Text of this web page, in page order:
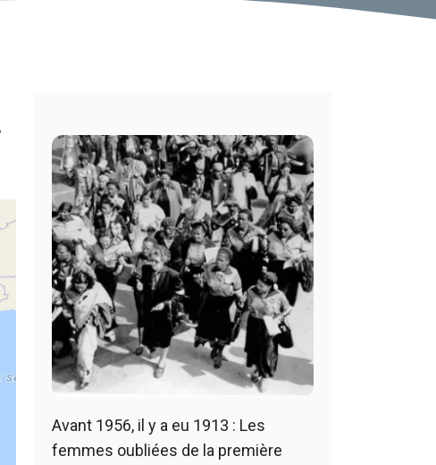
Avant 1956, il y a eu 1913 : Les
femmes oubliées de la première